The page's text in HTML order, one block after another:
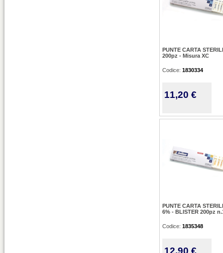
PUNTE CARTA STERILI
200pz - Misura XC
Codice: 1830334
11,20 €
PUNTE CARTA
6% - BLISTER 200pz
Codice: 1835348
12,90 €